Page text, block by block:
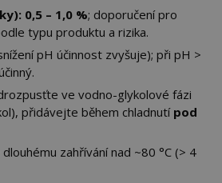
0,5 – 1,0 %; doporučení pro
typu produktu a rizika.
pH účinnost zvyšuje); při pH >
ve vodno-glykolové fázi
přidávejte během chladnutí pod
zahřívání nad ~80 °C (> 4